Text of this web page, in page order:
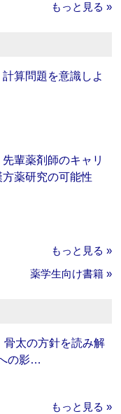
もっと見る »
計算問題を意識しよ
先輩薬剤師のキャリ
方薬研究の可能性
もっと見る »
薬学生向け書籍 »
骨太の方針を読み解
の影…
もっと見る »